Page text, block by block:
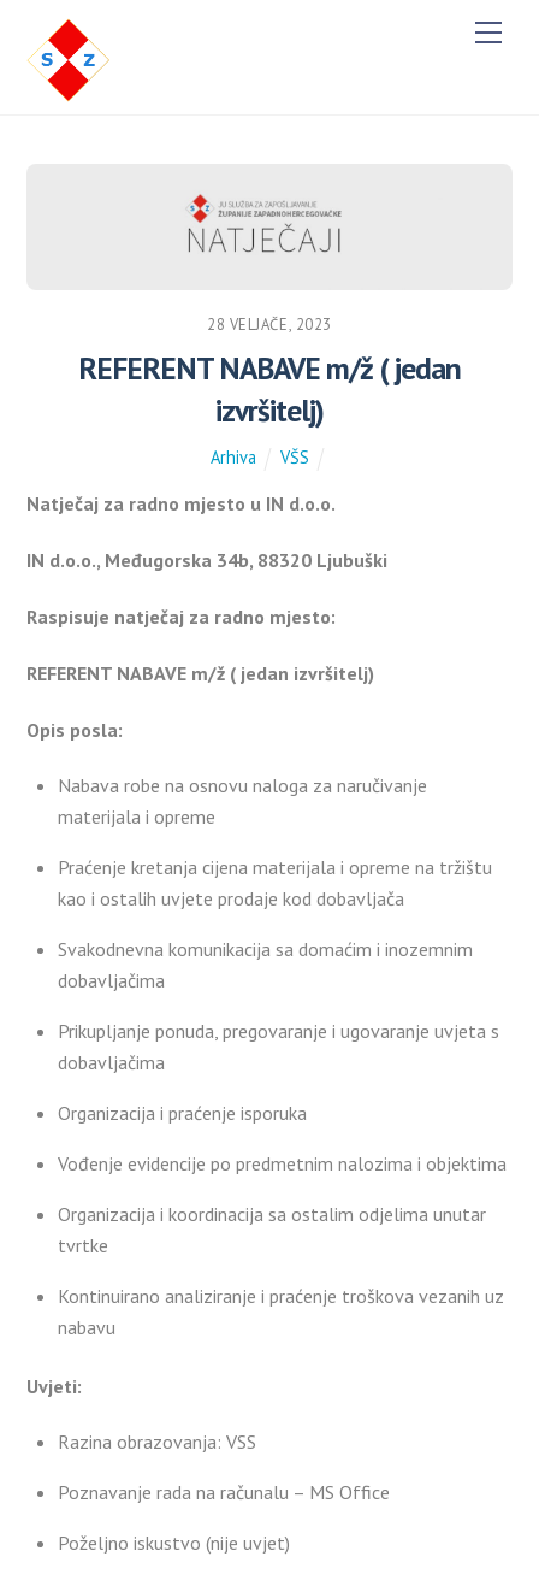
M
e
28 VELJAČE, 2023
REFERENT NABAVE m/ž ( jedan
izvršitelj)
Arhiva VŠS
Natječaj za radno mjesto u IN d.o.o.
IN d.o.o., Međugorska 34b, 88320 Ljubuški
Raspisuje natječaj za radno mjesto:
REFERENT NABAVE m/ž ( jedan izvršitelj)
Opis posla:
Nabava robe na osnovu naloga za naručivanje
materijala i opreme
Praćenje kretanja cijena materijala i opreme na tržištu
kao i ostalih uvjete prodaje kod dobavljača
Svakodnevna komunikacija sa domaćim i inozemnim
dobavljačima
Prikupljanje ponuda, pregovaranje i ugovaranje uvjeta s
dobavljačima
Organizacija i praćenje isporuka
Vođenje evidencije po predmetnim nalozima i objektima
Organizacija i koordinacija sa ostalim odjelima unutar
tvrtke
Kontinuirano analiziranje i praćenje troškova vezanih uz
nabavu
Uvjeti:
Razina obrazovanja: VSS
Poznavanje rada na računalu – MS Office
Poželjno iskustvo (nije uvjet)